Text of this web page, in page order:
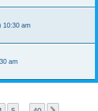
10:30 am
am